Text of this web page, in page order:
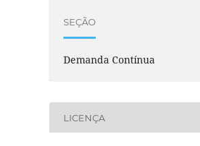
SEÇÃO
Demanda Contínua
LICENÇA